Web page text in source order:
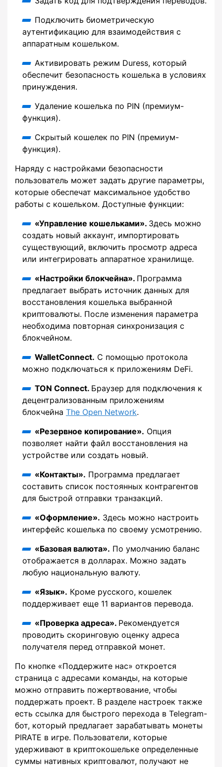
Подключить биометрическую
аутентификацию для взаимодействия с
аппаратным кошельком.
Активировать режим Duress, который
обеспечит безопасность кошелька в условиях
принуждения.
Удаление кошелька по PIN (премиум-
функция).
Скрытый кошелек по PIN (премиум-
функция).
Наряду с настройками безопасности
пользователь может задать другие параметры,
которые обеспечат максимальное удобство
работы с кошельком. Доступные функции:
«Управление кошельками». Здесь можно
создать новый аккаунт, импортировать
существующий, включить просмотр адреса
или интегрировать аппаратное хранилище.
«Настройки блокчейна». Программа
предлагает выбрать источник данных для
восстановления кошелька выбранной
криптовалюты. После изменения параметра
необходима повторная синхронизация с
блокчейном.
WalletConnect. С помощью протокола
можно подключаться к приложениям DeFi.
TON Connect. Браузер для подключения к
децентрализованным приложениям
блокчейна The Open Network.
«Резервное копирование». Опция
позволяет найти файл восстановления на
устройстве или создать новый.
«Контакты». Программа предлагает
составить список постоянных контрагентов
для быстрой отправки транзакций.
«Оформление». Здесь можно настроить
интерфейс кошелька по своему усмотрению.
«Базовая валюта». По умолчанию баланс
отображается в долларах. Можно задать
любую национальную валюту.
«Язык». Кроме русского, кошелек
поддерживает еще 11 вариантов перевода.
«Проверка адреса». Рекомендуется
проводить скоринговую оценку адреса
получателя перед отправкой монет.
По кнопке «Поддержите нас» откроется
страница с адресами команды, на которые
можно отправить пожертвование, чтобы
поддержать проект. В разделе настроек также
есть ссылка для быстрого перехода в Telegram-
бот, который предлагает зарабатывать монеты
PIRATE в игре. Пользователи, которые
удерживают в криптокошельке определенные
суммы нативных криптовалют, получают не